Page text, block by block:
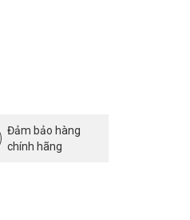
Đảm bảo hàng
chính hãng